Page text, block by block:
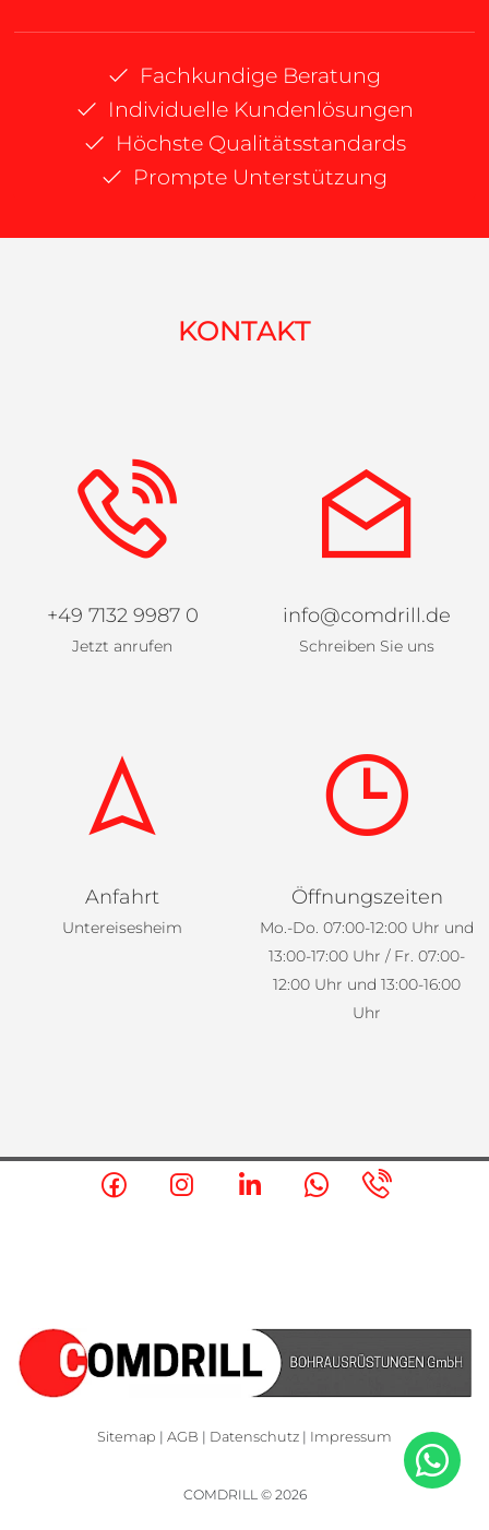
Fachkundige Beratung
Individuelle Kundenlösungen
Höchste Qualitätsstandards
Prompte Unterstützung
KONTAKT
+49 7132 9987 0
Jetzt anrufen
info@comdrill.de
Schreiben Sie uns
Anfahrt
Untereisesheim
Öffnungszeiten
Mo.-Do. 07:00-12:00 Uhr und
13:00-17:00 Uhr / Fr. 07:00-
12:00 Uhr und 13:00-16:00
Uhr
Sitemap | AGB | Datenschutz | Impressum
COMDRILL © 2026